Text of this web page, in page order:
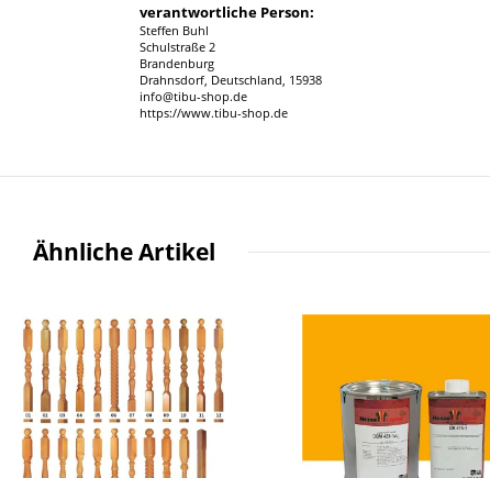
verantwortliche Person:
Steffen Buhl
Schulstraße 2
Brandenburg
Drahnsdorf, Deutschland, 15938
info@tibu-shop.de
https://www.tibu-shop.de
Ähnliche Artikel